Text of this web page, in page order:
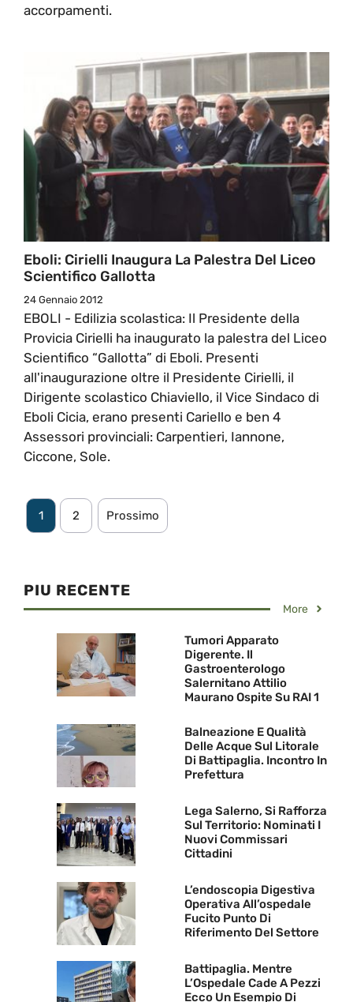
accorpamenti.
Eboli: Cirielli Inaugura La Palestra Del Liceo
Scientifico Gallotta
24 Gennaio 2012
EBOLI - Edilizia scolastica: Il Presidente della
Provicia Cirielli ha inaugurato la palestra del Liceo
Scientifico “Gallotta” di Eboli. Presenti
all'inaugurazione oltre il Presidente Cirielli, il
Dirigente scolastico Chiaviello, il Vice Sindaco di
Eboli Cicia, erano presenti Cariello e ben 4
Assessori provinciali: Carpentieri, Iannone,
Ciccone, Sole.
1 2 Prossimo
PIU RECENTE
More
Tumori Apparato
Digerente. Il
Gastroenterologo
Salernitano Attilio
Maurano Ospite Su RAI 1
Balneazione E Qualità
Delle Acque Sul Litorale
Di Battipaglia. Incontro In
Prefettura
Lega Salerno, Si Rafforza
Sul Territorio: Nominati I
Nuovi Commissari
Cittadini
L’endoscopia Digestiva
Operativa All’ospedale
Fucito Punto Di
Riferimento Del Settore
Battipaglia. Mentre
L’Ospedale Cade A Pezzi
Ecco Un Esempio Di